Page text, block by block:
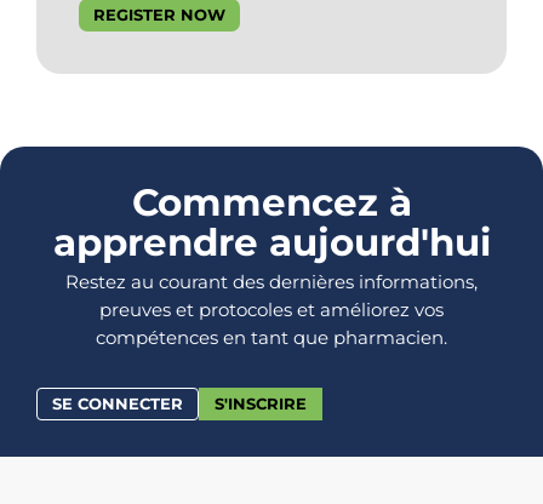
REGISTER NOW
Commencez à
apprendre aujourd'hui
Restez au courant des dernières informations,
preuves et protocoles et améliorez vos
compétences en tant que pharmacien.
SE CONNECTER S'INSCRIRE